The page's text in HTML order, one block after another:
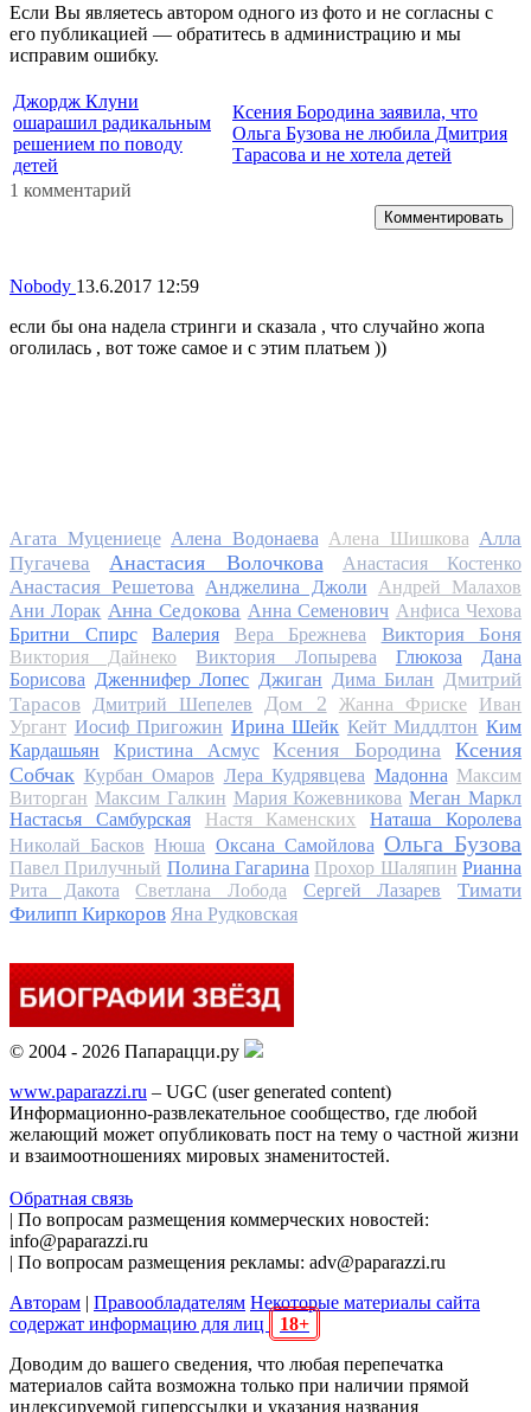
Если Вы являетесь автором одного из фото и не согласны с
его публикацией — обратитесь в администрацию и мы
исправим ошибку.
Джордж Клуни
ошарашил радикальным
решением по поводу
детей
Ксения Бородина заявила, что
Ольга Бузова не любила Дмитрия
Тарасова и не хотела детей
1 комментарий
Комментировать
Nobody 13.6.2017 12:59
если бы она надела стринги и сказала , что случайно жопа
оголилась , вот тоже самое и с этим платьем ))
Агата Муцениеце Алена Водонаева Алена Шишкова Алла
Пугачева
Анастасия Волочкова Анастасия Костенко
Анастасия Решетова Анджелина Джоли
Андрей Малахов
Ани Лорак Анна Седокова Анна Семенович Анфиса Чехова
Бритни Спирс
Валерия Вера Брежнева Виктория Боня
Виктория Дайнеко Виктория Лопырева Глюкоза
Дана
Борисова Дженнифер Лопес Джиган Дима Билан Дмитрий
Тарасов
Дмитрий Шепелев Дом 2 Жанна Фриске
Иван
Ургант Иосиф Пригожин Ирина Шейк Кейт Миддлтон Ким
Кардашьян
Кристина Асмус Ксения Бородина
Ксения
Собчак Курбан Омаров Лера Кудрявцева Мадонна Максим
Виторган Максим Галкин Мария Кожевникова Меган Маркл
Настасья Самбурская
Настя Каменских
Наташа Королева
Николай Басков Нюша Оксана Самойлова Ольга Бузова
Павел Прилучный Полина Гагарина Прохор Шаляпин Рианна
Рита Дакота
Светлана Лобода Сергей Лазарев
Тимати
Филипп Киркоров Яна Рудковская
© 2004 - 2026 Папарацци.ру
www.paparazzi.ru – UGC (user generated content)
Информационно-развлекательное сообщество, где любой
желающий может опубликовать пост на тему о частной жизни
и взаимоотношениях мировых знаменитостей.
Обратная связь
| По вопросам размещения коммерческих новостей:
info@paparazzi.ru
| По вопросам размещения рекламы: adv@paparazzi.ru
Авторам | Правообладателям Некоторые материалы сайта
содержат информацию для лиц
18+
Доводим до вашего сведения, что любая перепечатка
материалов сайта возможна только при наличии прямой
индексируемой гиперссылки и указания названия